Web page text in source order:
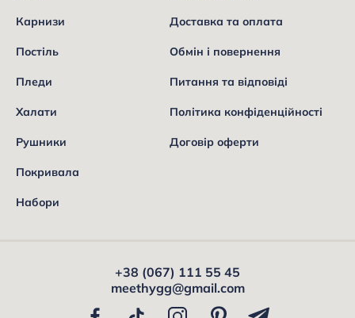
Карнизи
Постіль
Пледи
Халати
Рушники
Покривала
Набори
Доставка та оплата
Обмін і повернення
Питання та відповіді
Політика конфіденційності
Договір оферти
+38 (067) 111 55 45
meethygg@gmail.com